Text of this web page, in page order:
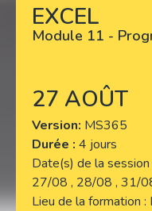
Lire plus
EXCEL
Module 11 -
27 AOÛT
Version MS365
Durée : 4 jours
Date(s) de la session
27/08 , 28/08 , 31/
Lieu de la formation